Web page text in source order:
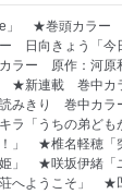
」 ★巻頭カラー
日向きょう「今
ラー 原作：河原
★新連載 巻中カ
みきり 巻中カ
ラ「うちの弟ども
」 ★椎名軽穂「
」 ★咲坂伊緒「
へようこそ」 ★